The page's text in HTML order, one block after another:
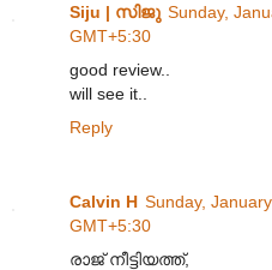
Siju | സിജു Sunday,
GMT+5:30
good review..
will see it..
Reply
Calvin H Sunday,
GMT+5:30
രാജ് നീട്ടിയത്ത്,